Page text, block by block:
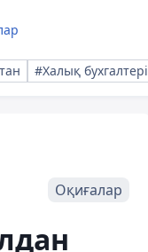
#Халық бухгалтері
Оқиғалар